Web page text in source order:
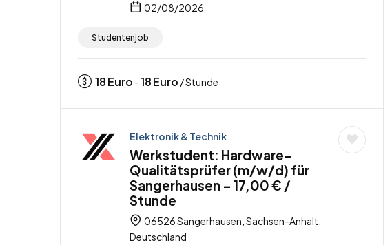
02/08/2026
Studentenjob
18Euro -18Euro / Stunde
Elektronik & Technik
Werkstudent: Hardware-
Qualitätsprüfer (m/w/d) für
Sangerhausen – 17,00 € /
Stunde
06526 Sangerhausen, Sachsen-Anhalt,
Deutschland